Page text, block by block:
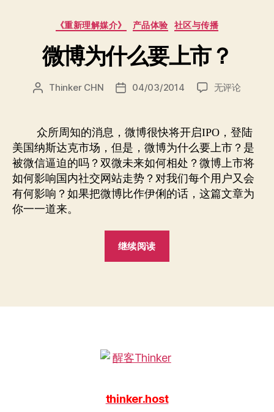
者
的
“钱
分
《重新理解媒介》 产品体验 社区与传播
微博为什么要上市？
文
者
Thinker CHN
发
期
04/03/2014
微
什
么
要
上
市？
无评论
众所周知的消息，微博很快将开启IPO ，登陆
美国纳斯达克市场，但是，微博为什么要上市？是
被微信逼迫的吗？双微未来如何相处？微博上市将
如何影响国内社交网站走势？对我们每个用户又会
有何影响？如果把微博比作伊俐的话，这篇文章为
你一一道来。
继续阅读
么
市？”
thinker.host